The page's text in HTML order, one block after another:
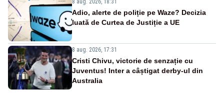
Adio, alerte de poliție pe Waze? Decizia
luată de Curtea de Justiție a UE
8 aug. 2026, 17:31
Cristi Chivu, victorie de senzație cu
Juventus! Inter a câștigat derby-ul din
Australia